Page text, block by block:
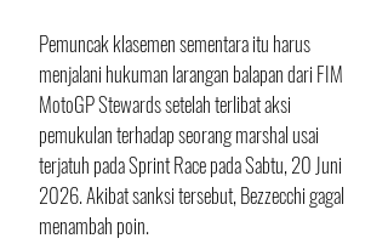
Pemuncak klasemen sementara itu harus
menjalani hukuman larangan balapan dari FIM
MotoGP Stewards setelah terlibat aksi
pemukulan terhadap seorang marshal usai
terjatuh pada Sprint Race pada Sabtu, 20 Juni
2026. Akibat sanksi tersebut, Bezzecchi gagal
menambah poin.